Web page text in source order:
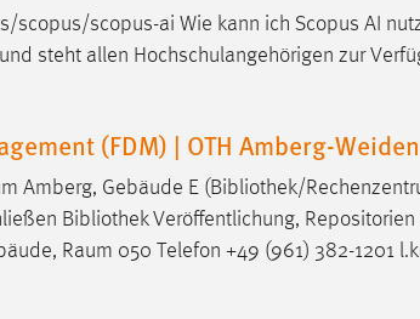
scopus-ai Wie kann ich Scopus AI
steht allen Hochschulangehörigen zur
(FDM) | OTH Amberg-Weiden
Amberg, Gebäude E (Bibliothek/
BibliothekVeröffentlichung, Repositorien
Raum 050 Telefon +49 (961) 382-1201
Einverständnis-Optionen